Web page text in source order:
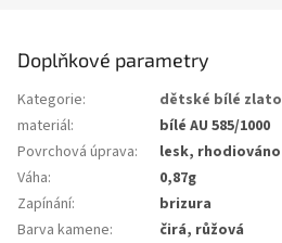
Doplňkové parametry
Kategorie:
dětské bílé zlato
materiál:
bílé AU 585/1000
Povrchová úprava:
lesk, rhodiováno
Váha:
0,87g
Zapínání:
brizura
Barva kamene:
čirá, růžová